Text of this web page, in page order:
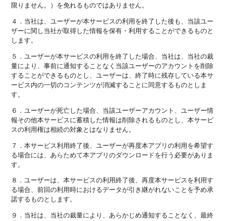
限りません。）を免れるものではありません。
４．当社は、ユーザーが本サービスの利用を終了した後も、当該ユー
ザーに関し当社が取得した情報を保有・利用することができるものと
します。
５．ユーザーが本サービスの利用を終了した場合、当社は、当社の裁
量により、事前に通知することなく当該ユーザーのアカウントを削除
することができるものとし、ユーザーは、終了時に残存している本サ
ービス内の一切のコンテンツが消滅することに同意するものとしま
す。
６．ユーザーが死亡した場合、当該ユーザーアカウント、ユーザー情
報その他本サービスに蓄積した情報は削除されるものとし、本サービ
スの利用権は相続の対象とはなりません。
７．本サービス利用終了後、ユーザーが再度本アプリの利用を希望す
る場合には、あらためて本アプリのダウンロードを行う必要がありま
す。
８．ユーザーは、本サービスの利用終了後、再度本サービスを利用す
る場合、前回の利用時におけるデータが引き継がれないことを予め承
諾するものとします。
９．当社は、当社の裁量により、あらかじめ通知することなく、最終